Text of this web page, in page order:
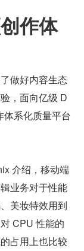
作体
做好内容生态
，面向亿级 D
系化质量平台
介绍，移动端
业务对于性能
美妆特效用到
CPU 性能的
占用上也比较